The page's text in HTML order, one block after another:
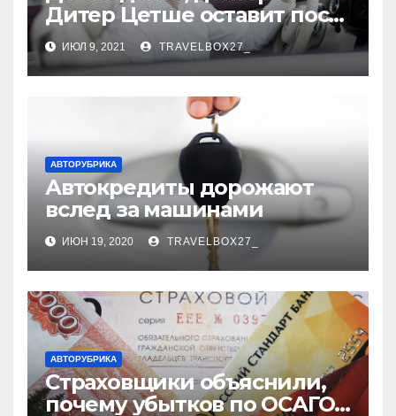
Дитер Цетше оставит пост
главы концерна Daimler
ИЮЛ 9, 2021 TRAVELBOX27_
АВТОРУБРИКА
Автокредиты дорожают
вслед за машинами
ИЮН 19, 2020 TRAVELBOX27_
АВТОРУБРИКА
Страховщики объяснили,
почему убытков по ОСАГО